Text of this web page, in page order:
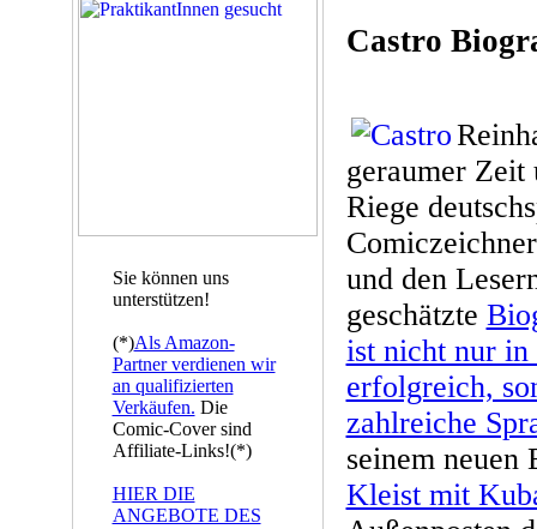
Sie können uns
unterstützen!
(*)Als Amazon-
Partner verdienen wir
an qualifizierten
Verkäufen. Die
Comic-Cover sind
Affiliate-Links!(*)
HIER DIE
ANGEBOTE DES
Castro
geraumer Zeit
Riege
und den
geschätzte
ist nicht nur in
erfolgreich,
zahlreiche
seinem neuen
Kleist mit